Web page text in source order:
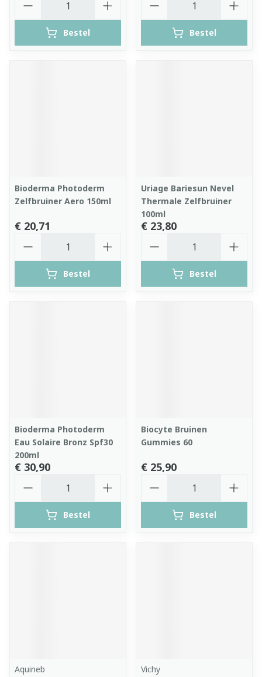
Bestel Bestel
Bioderma Photoderm
Zelfbruiner Aero 150ml
€ 20,71
Bestel
Uriage Bariesun Nevel
Thermale Zelfbruiner
100ml
€ 23,80
Bestel
Bioderma Photoderm
Eau Solaire Bronz Spf30
200ml
€ 30,90
Bestel
Biocyte Bruinen
Gummies 60
€ 25,90
Bestel
Aquineb
Vichy